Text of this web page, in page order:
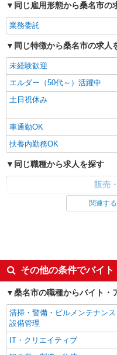
同じ雇用形態から桑名市の
業務委託
同じ特徴から桑名市の求人
未経験歓迎
エルダー（50代～）活躍中
土日祝休み
車通勤OK
扶養内勤務OK
同じ職種から求人を探す
販売
未経験歓迎
土日祝休み
車通勤OK
関連す
その他の条件でバイ
桑名市の職種からバイト・
清掃・警備・ビルメンテナンス
設備管理
IT・クリエイティブ